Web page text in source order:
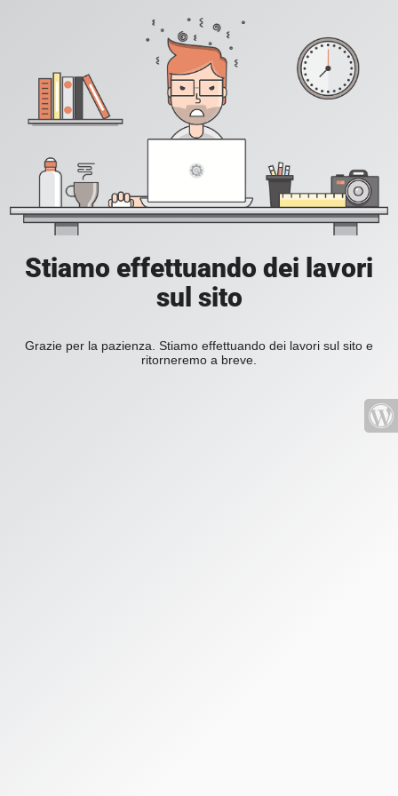
Stiamo effettuando dei lavori
sul sito
Grazie per la pazienza. Stiamo effettuando dei lavori sul sito e
ritorneremo a breve.